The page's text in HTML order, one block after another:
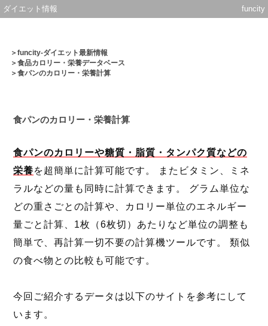
ダイエット情報 funcity
＞funcity-ダイエット最新情報
＞食品カロリー・栄養データベース
＞食パンのカロリー・栄養計算
食パンのカロリー・栄養計算
食パンのカロリーや糖質・脂質・タンパク質などの
栄養を超簡単に計算可能です。 またビタミン、ミネ
ラルなどの量も同時に計算できます。 グラム単位な
どの重さごとの計算や、カロリー単位のエネルギー
量ごと計算、1枚（6枚切）あたりなど単位の調整も
簡単で、再計算一切不要の計算機ツールです。 類似
の食べ物との比較も可能です。
今回ご紹介するデータは以下のサイトを参考にして
います。